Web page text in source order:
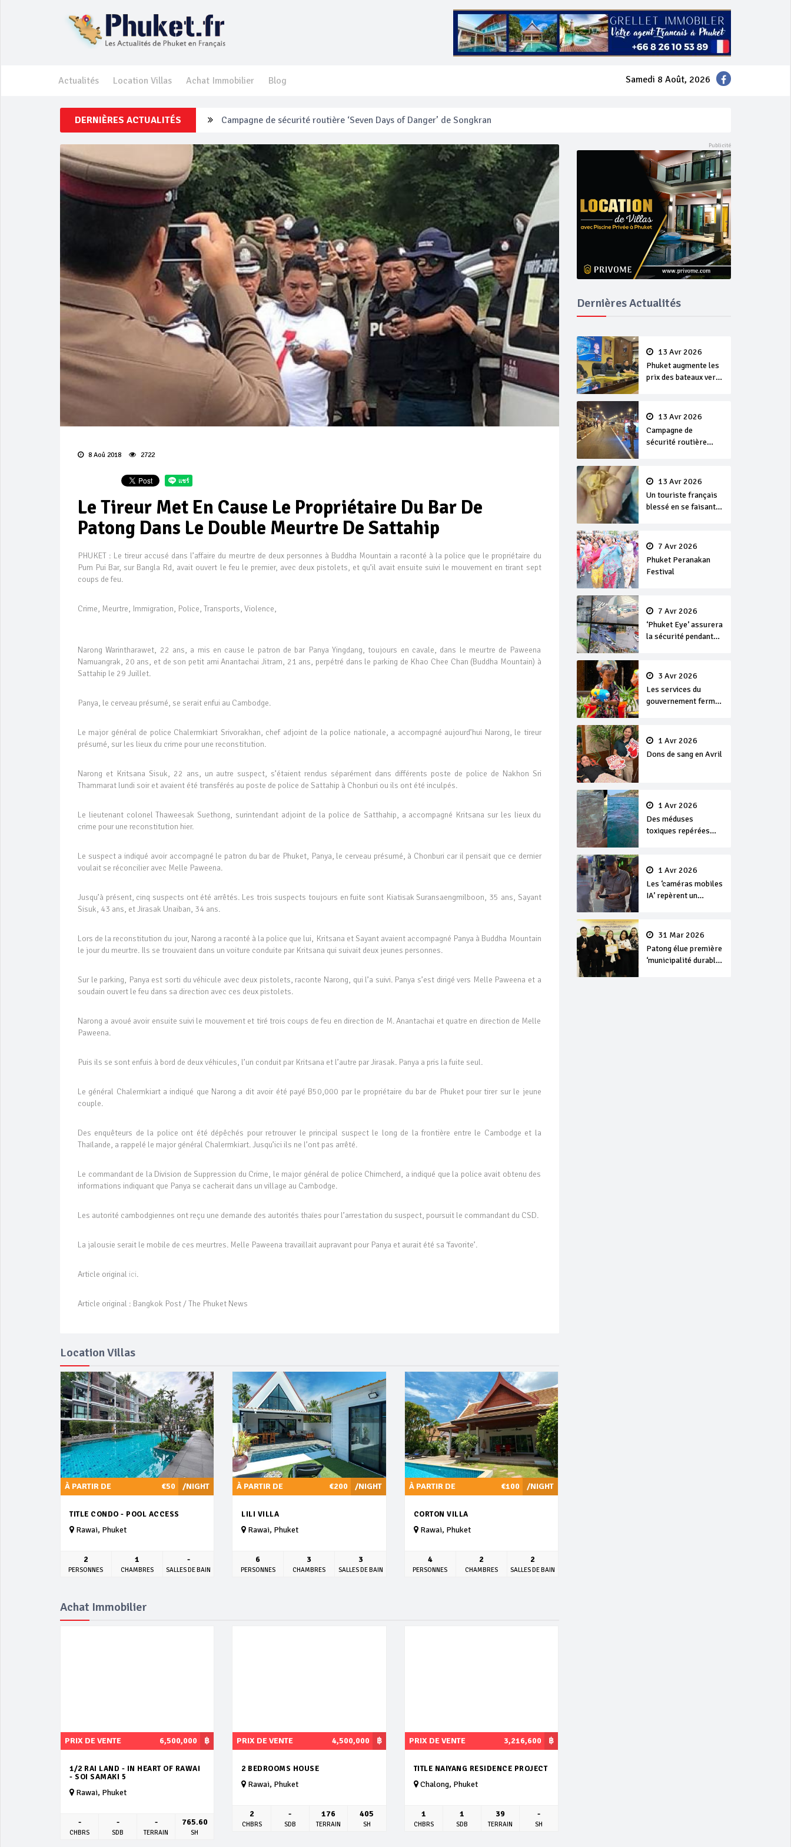
Actualités Location Villas Achat Immobilier Blog Samedi 8 Août, 2026
DERNIÈRES ACTUALITÉS Un touriste français blessé en se faisant arracher son collier en or
Phuket Peranakan Festival
‘Phuket Eye’ assurera la sécurité pendant Songkran
Phuket augmente les prix des bateaux vers Koh Phi Phi et des excursions en mer
Campagne de sécurité routière ‘Seven Days of Danger’ de Songkran
8 Aoû 2018 2722
Le Tireur Met En Cause Le Propriétaire Du Bar De
Patong Dans Le Double Meurtre De Sattahip
PHUKET : Le tireur accusé dans l’affaire du meurtre de deux personnes à Buddha Mountain a raconté à la police que le propriétaire du
Pum Pui Bar, sur Bangla Rd, avait ouvert le feu le premier, avec deux pistolets, et qu’il avait ensuite suivi le mouvement en tirant sept
coups de feu.
Crime, Meurtre, Immigration, Police, Transports, Violence,
Narong Warintharawet, 22 ans, a mis en cause le patron de bar Panya Yingdang, toujours en cavale, dans le meurtre de Paweena
Namuangrak, 20 ans, et de son petit ami Anantachai Jitram, 21 ans, perpétré dans le parking de Khao Chee Chan (Buddha Mountain) à
Sattahip le 29 Juillet.
Panya, le cerveau présumé, se serait enfui au Cambodge.
Le major général de police Chalermkiart Srivorakhan, chef adjoint de la police nationale, a accompagné aujourd’hui Narong, le tireur
présumé, sur les lieux du crime pour une reconstitution.
Narong et Kritsana Sisuk, 22 ans, un autre suspect, s’étaient rendus séparément dans différents poste de police de Nakhon Sri
Thammarat lundi soir et avaient été transférés au poste de police de Sattahip à Chonburi ou ils ont été inculpés.
Le lieutenant colonel Thaweesak Suethong, surintendant adjoint de la police de Satthahip, a accompagné Kritsana sur les lieux du
crime pour une reconstitution hier.
Le suspect a indiqué avoir accompagné le patron du bar de Phuket, Panya, le cerveau présumé, à Chonburi car il pensait que ce dernier
voulait se réconcilier avec Melle Paweena.
Jusqu’à présent, cinq suspects ont été arrêtés. Les trois suspects toujours en fuite sont Kiatisak Suransaengmilboon, 35 ans, Sayant
Sisuk, 43 ans, et Jirasak Unaiban, 34 ans.
Lors de la reconstitution du jour, Narong a raconté à la police que lui, Kritsana et Sayant avaient accompagné Panya à Buddha Mountain
le jour du meurtre. Ils se trouvaient dans un voiture conduite par Kritsana qui suivait deux jeunes personnes.
Sur le parking, Panya est sorti du véhicule avec deux pistolets, raconte Narong, qui l’a suivi. Panya s’est dirigé vers Melle Paweena et a
soudain ouvert le feu dans sa direction avec ces deux pistolets.
Narong a avoué avoir ensuite suivi le mouvement et tiré trois coups de feu en direction de M. Anantachai et quatre en direction de Melle
Paweena.
Puis ils se sont enfuis à bord de deux véhicules, l’un conduit par Kritsana et l’autre par Jirasak. Panya a pris la fuite seul.
Le général Chalermkiart a indiqué que Narong a dit avoir été payé B50,000 par le propriétaire du bar de Phuket pour tirer sur le jeune
couple.
Des enquêteurs de la police ont été dépêchés pour retrouver le principal suspect le long de la frontière entre le Cambodge et la
Thaïlande, a rappelé le major général Chalermkiart. Jusqu’ici ils ne l’ont pas arrêté.
Le commandant de la Division de Suppression du Crime, le major général de police Chimcherd, a indiqué que la police avait obtenu des
informations indiquant que Panya se cacherait dans un village au Cambodge.
Les autorité cambodgiennes ont reçu une demande des autorités thaïes pour l’arrestation du suspect, poursuit le commandant du CSD.
La jalousie serait le mobile de ces meurtres. Melle Paweena travaillait aupravant pour Panya et aurait été sa ‘favorite’.
Article original ici.
Article original : Bangkok Post / The Phuket News
Dernières Actualités
13 Avr 2026
Phuket augmente les
prix des bateaux vers
13 Avr 2026
Campagne de
sécurité routière
13 Avr 2026
Un touriste français
blessé en se faisant
7 Avr 2026
Phuket Peranakan
Festival
7 Avr 2026
‘Phuket Eye’ assurera
la sécurité pendant
3 Avr 2026
Les services du
gouvernement fermés
Songkran
1 Avr 2026
Dons de sang en Avril
1 Avr 2026
Des méduses
toxiques repérées
1 Avr 2026
Les ‘caméras mobiles
IA’ repèrent un
séjour31 Mar 2026
Patong élue première
‘municipalité durable’
Location Villas
/NIGHT
À PARTIR DE €50
TITLE CONDO - POOL ACCESS
Rawai, Phuket
2
PERSONNES
1
CHAMBRES
-
SALLES DE BAIN
/NIGHT
À PARTIR DE €200
LILI VILLA
Rawai, Phuket
6
PERSONNES
3
CHAMBRES
3
SALLES DE BAIN
/NIGHT
À PARTIR DE €100
CORTON VILLA
Rawai, Phuket
4
PERSONNES
2
CHAMBRES
2
SALLES DE BAIN
Achat Immobilier
฿
PRIX DE VENTE 6,500,000
1/2 RAI LAND - IN HEART OF RAWAI
- SOI SAMAKI 5
Rawai, Phuket
-
CHBRS
-
SDB
-
TERRAIN
765.60
SH
฿
PRIX DE VENTE 4,500,000
2 BEDROOMS HOUSE
Rawai, Phuket
2
CHBRS
-
SDB
176
TERRAIN
405
SH
฿
PRIX DE VENTE 3,216,600
TITLE NAIYANG RESIDENCE PROJECT
Chalong, Phuket
1
CHBRS
1
SDB
39
TERRAIN
-
SH